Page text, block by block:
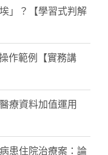
」？【學習式判解
作範例【實務講
療資料加值運用
患住院治療案：論